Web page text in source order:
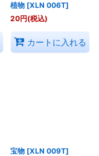
植物 [XLN 006T]
20円(税込)
カートに入れる
宝物 [XLN 009T]